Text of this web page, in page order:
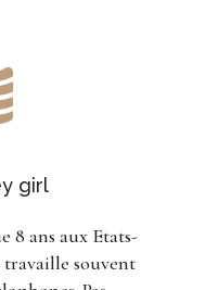
girl
8 ans aux Etats-
souvent